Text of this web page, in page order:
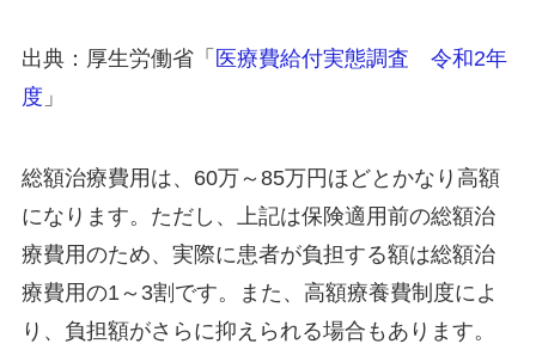
出典：厚生労働省「 医療費給付実態調査 令和2年
度 」
総額治療費用は、60万～85万円ほどとかなり高額
になります。ただし、上記は保険適用前の総額治
療費用のため、実際に患者が負担する額は総額治
療費用の1～3割です。また、高額療養費制度によ
り、負担額がさらに抑えられる場合もあります。